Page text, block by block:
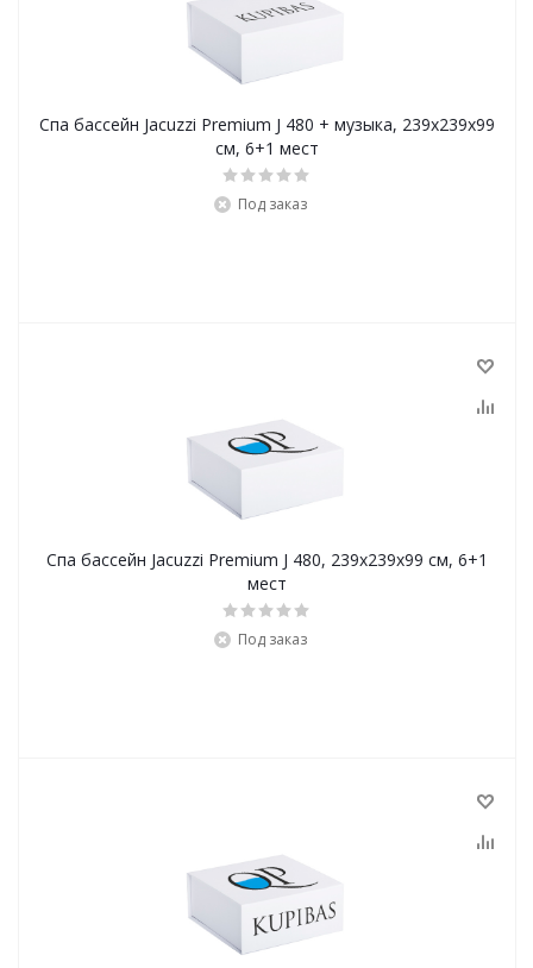
Спа бассейн Jacuzzi Premium J 480 + музыка, 239x239х99
см, 6+1 мест
Под заказ
Спа бассейн Jacuzzi Premium J 480, 239x239х99 см, 6+1
мест
Под заказ